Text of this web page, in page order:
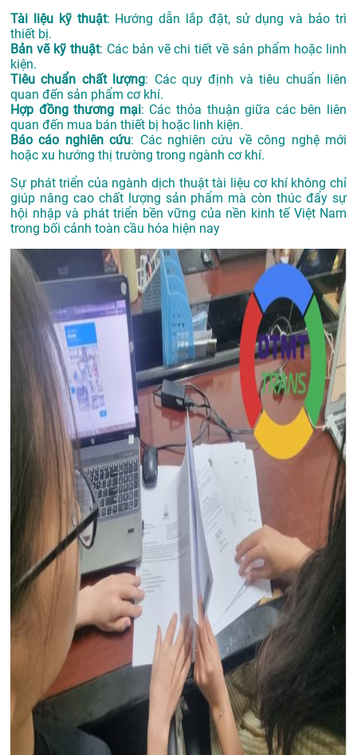
Tài liệu kỹ thuật: Hướng dẫn lắp đặt, sử dụng và bảo trì
thiết bị.
Bản vẽ kỹ thuật: Các bản vẽ chi tiết về sản phẩm hoặc linh
kiện.
Tiêu chuẩn chất lượng: Các quy định và tiêu chuẩn liên
quan đến sản phẩm cơ khí.
Hợp đồng thương mại: Các thỏa thuận giữa các bên liên
quan đến mua bán thiết bị hoặc linh kiện.
Báo cáo nghiên cứu: Các nghiên cứu về công nghệ mới
hoặc xu hướng thị trường trong ngành cơ khí.
Sự phát triển của ngành dịch thuật tài liệu cơ khí không chỉ
giúp nâng cao chất lượng sản phẩm mà còn thúc đẩy sự
hội nhập và phát triển bền vững của nền kinh tế Việt Nam
trong bối cảnh toàn cầu hóa hiện nay